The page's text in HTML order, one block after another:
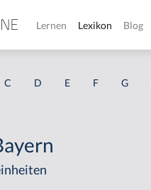
Lernen Lexikon Blog
C D E F G